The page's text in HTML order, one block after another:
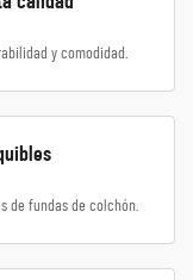
y comodidad.
de fundas de colchón.